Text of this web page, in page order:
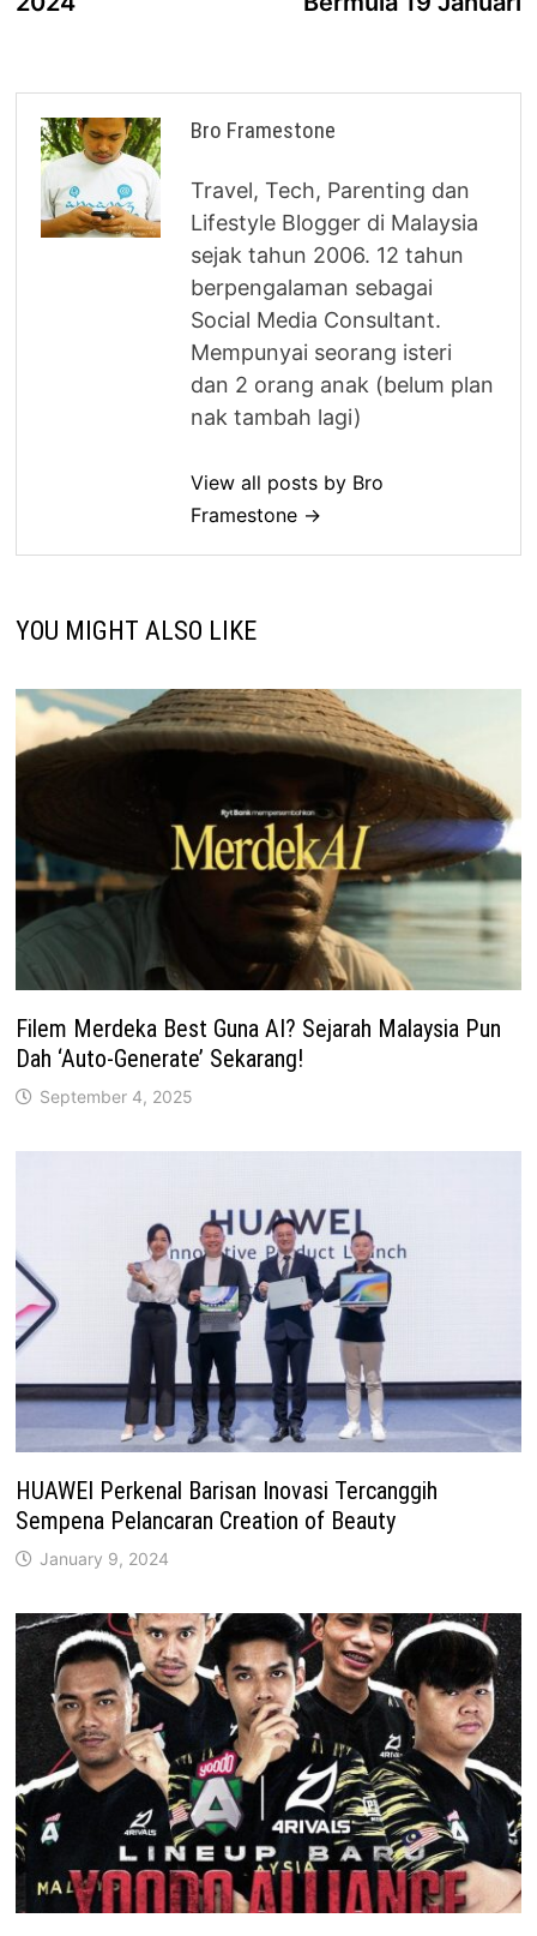
Bro Framestone
Travel, Tech, Parenting dan
Lifestyle Blogger di Malaysia
sejak tahun 2006. 12 tahun
berpengalaman sebagai
Social Media Consultant.
Mempunyai seorang isteri
dan 2 orang anak (belum plan
nak tambah lagi)
View all posts by Bro
Framestone →
YOU MIGHT ALSO LIKE
Filem Merdeka Best Guna AI? Sejarah Malaysia Pun
Dah ‘Auto-Generate’ Sekarang!
September 4, 2025
HUAWEI Perkenal Barisan Inovasi Tercanggih
Sempena Pelancaran Creation of Beauty
January 9, 2024